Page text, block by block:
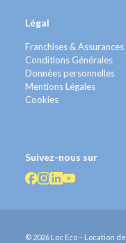
Légal
Franchises & Assurances
Conditions Générales
Données personnelles
Mentions Légales
Cookies
Suivez-nous sur
© 2026 Loc Eco – Location